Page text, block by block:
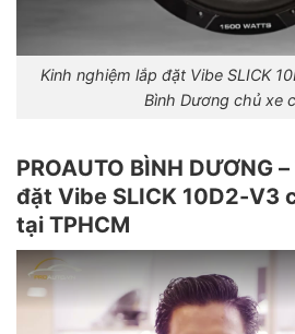
Kinh nghiệm lắp đặt Vibe SLICK
Bình Dương chủ xe
PROAUTO BÌNH DƯƠNG
đặt Vibe SLICK 10D2-V3
tại TPHCM